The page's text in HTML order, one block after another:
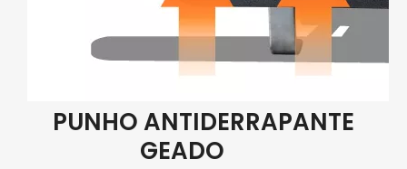
PUNHO ANTIDERRAPANTE
GEADO